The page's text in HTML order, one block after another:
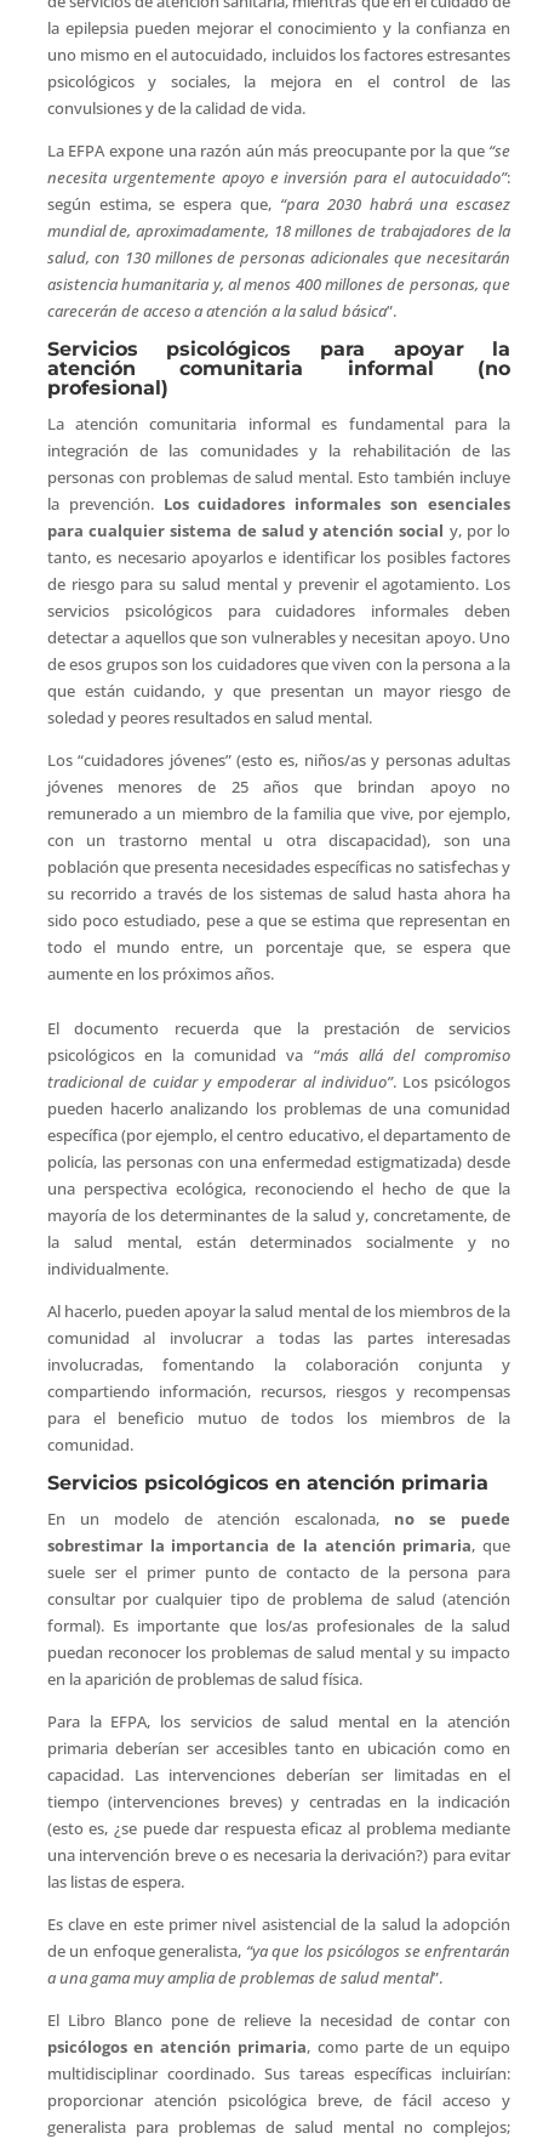
la epilepsia pueden mejorar el conocimiento y la confianza en
uno mismo en el autocuidado, incluidos los factores estresantes
psicológicos y sociales, la mejora en el control de las
convulsiones y de la calidad de vida.
La EFPA expone una razón aún más preocupante por la que “se
necesita urgentemente apoyo e inversión para el autocuidado”:
según estima, se espera que, “para 2030 habrá una escasez
mundial de, aproximadamente, 18 millones de trabajadores de la
salud, con 130 millones de personas adicionales que necesitarán
asistencia humanitaria y, al menos 400 millones de personas, que
carecerán de acceso a atención a la salud básica”.
Servicios psicológicos para apoyar la
atención comunitaria informal (no
profesional)
La atención comunitaria informal es fundamental para la
integración de las comunidades y la rehabilitación de las
personas con problemas de salud mental. Esto también incluye
la prevención. Los cuidadores informales son esenciales
para cualquier sistema de salud y atención social y, por lo
tanto, es necesario apoyarlos e identificar los posibles factores
de riesgo para su salud mental y prevenir el agotamiento. Los
servicios psicológicos para cuidadores informales deben
detectar a aquellos que son vulnerables y necesitan apoyo. Uno
de esos grupos son los cuidadores que viven con la persona a la
que están cuidando, y que presentan un mayor riesgo de
soledad y peores resultados en salud mental.
Los “cuidadores jóvenes” (esto es, niños/as y personas adultas
jóvenes menores de 25 años que brindan apoyo no
remunerado a un miembro de la familia que vive, por ejemplo,
con un trastorno mental u otra discapacidad), son una
población que presenta necesidades específicas no satisfechas y
su recorrido a través de los sistemas de salud hasta ahora ha
sido poco estudiado, pese a que se estima que representan en
todo el mundo entre, un porcentaje que, se espera que
aumente en los próximos años.
El documento recuerda que la prestación de servicios
psicológicos en la comunidad va “más allá del compromiso
tradicional de cuidar y empoderar al individuo”. Los psicólogos
pueden hacerlo analizando los problemas de una comunidad
específica (por ejemplo, el centro educativo, el departamento de
policía, las personas con una enfermedad estigmatizada) desde
una perspectiva ecológica, reconociendo el hecho de que la
mayoría de los determinantes de la salud y, concretamente, de
la salud mental, están determinados socialmente y no
individualmente.
Al hacerlo, pueden apoyar la salud mental de los miembros de la
comunidad al involucrar a todas las partes interesadas
involucradas, fomentando la colaboración conjunta y
compartiendo información, recursos, riesgos y recompensas
para el beneficio mutuo de todos los miembros de la
comunidad.
Servicios psicológicos en atención primaria
En un modelo de atención escalonada, no se puede
sobrestimar la importancia de la atención primaria, que
suele ser el primer punto de contacto de la persona para
consultar por cualquier tipo de problema de salud (atención
formal). Es importante que los/as profesionales de la salud
puedan reconocer los problemas de salud mental y su impacto
en la aparición de problemas de salud física.
Para la EFPA, los servicios de salud mental en la atención
primaria deberían ser accesibles tanto en ubicación como en
capacidad. Las intervenciones deberían ser limitadas en el
tiempo (intervenciones breves) y centradas en la indicación
(esto es, ¿se puede dar respuesta eficaz al problema mediante
una intervención breve o es necesaria la derivación?) para evitar
las listas de espera.
Es clave en este primer nivel asistencial de la salud la adopción
de un enfoque generalista, “ya que los psicólogos se enfrentarán
a una gama muy amplia de problemas de salud mental”.
El Libro Blanco pone de relieve la necesidad de contar con
psicólogos en atención primaria, como parte de un equipo
multidisciplinar coordinado. Sus tareas específicas incluirían:
proporcionar atención psicológica breve, de fácil acceso y
generalista para problemas de salud mental no complejos;